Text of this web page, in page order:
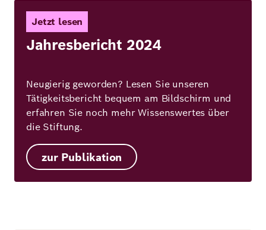
Jetzt lesen
Jahresbericht 2024
Neugierig geworden? Lesen Sie unseren
Tätigkeitsbericht bequem am Bildschirm und
erfahren Sie noch mehr Wissenswertes über
die Stiftung.
zur Publikation